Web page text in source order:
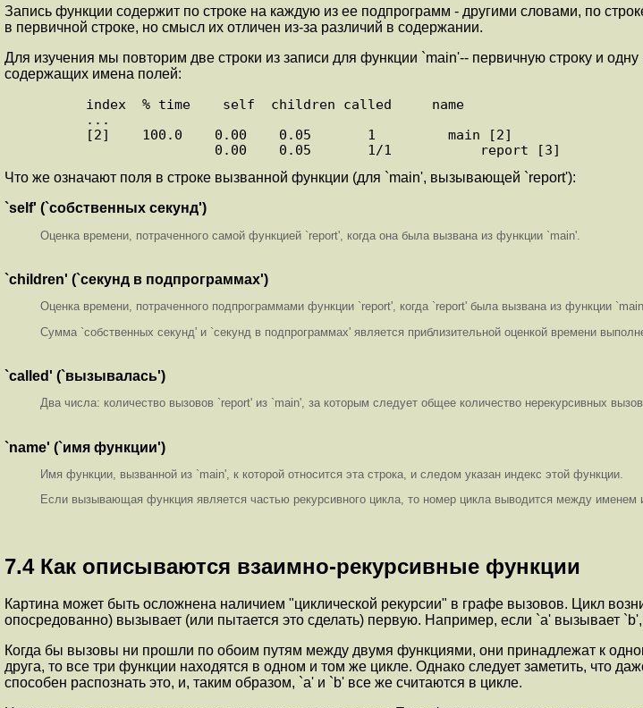
Запись функции содержит по строке на каждую из ее подпрограмм - другими словами, по
в первичной строке, но смысл их отличен из-за различий в содержании.
Для изучения мы повторим две строки из записи для функции `main'-- первичную строку и
содержащих имена полей:
Что же означают поля в строке вызванной функции (для `main', вызывающей `report'):
`self' (`собственных секунд')
Оценка времени, потраченного самой функцией `report', когда она была вызвана из функции `main'.
`children' (`секунд в подпрограммах')
Оценка времени, потраченного подпрограммами функции `report', когда `report' была вызвана из функции
Сумма `собственных секунд' и `секунд в подпрограммах' является приблизительной оценкой времени
`called' (`вызывалась')
Два числа: количество вызовов `report' из `main', за которым следует общее количество нерекурсивных
`name' (`имя функции')
Имя функции, вызванной из `main', к которой относится эта строка, и следом указан индекс этой функции.
Если вызывающая функция является частью рекурсивного цикла, то номер цикла выводится между
7.4 Как описываются взаимно-рекурсивные функции
Картина может быть осложнена наличием "циклической рекурсии" в графе вызовов. Цикл
опосредованно) вызывает (или пытается это сделать) первую. Например, если `a' вызывает
Когда бы вызовы ни прошли по обоим путям между двумя функциями, они принадлежат к
друга, то все три функции находятся в одном и том же цикле. Однако следует заметить, что
способен распознать это, и, таким образом, `a' и `b' все же считаются в цикле.